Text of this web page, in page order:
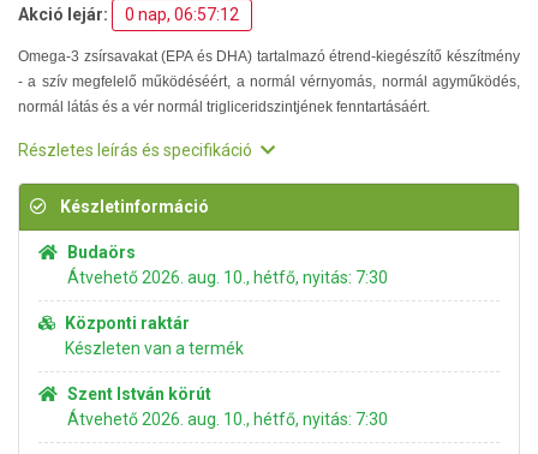
Akció lejár: 0 nap, 06:57:11
Omega-3 zsírsavakat (EPA és DHA) tartalmazó étrend-kiegészítő készítmény
- a szív megfelelő működéséért, a normál vérnyomás, normál agyműködés,
normál látás és a vér normál trigliceridszintjének fenntartásáért.
Részletes leírás és specifikáció
Készletinformáció
Budaörs
Átvehető 2026. aug. 10., hétfő, nyitás: 7:30
Központi raktár
Készleten van a termék
Szent István körút
Átvehető 2026. aug. 10., hétfő, nyitás: 7:30